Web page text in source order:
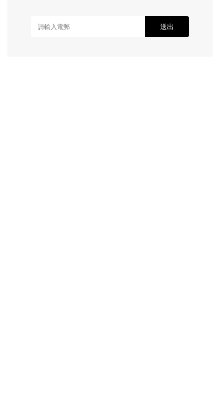
送出